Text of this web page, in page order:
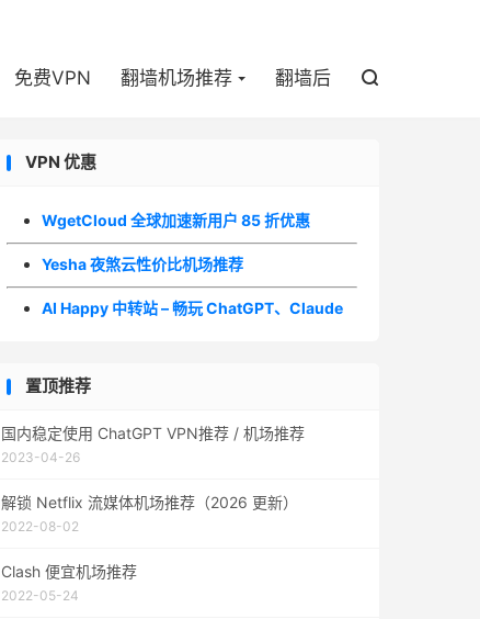
免费VPN 翻墙机场推荐 翻墙后 
VPN 优惠
WgetCloud 全球加速新用户 85 折优惠
Yesha 夜煞云性价比机场推荐
AI Happy 中转站 – 畅玩 ChatGPT、Claude
置顶推荐
国内稳定使用 ChatGPT VPN推荐 / 机场推荐
2023-04-26
解锁 Netflix 流媒体机场推荐（2026 更新）
2022-08-02
Clash 便宜机场推荐
2022-05-24